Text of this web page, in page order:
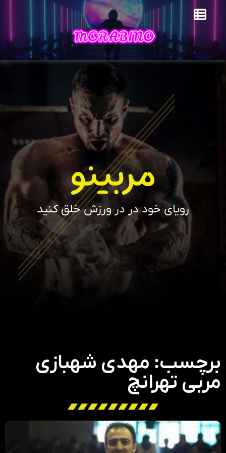
مربینو
رویای خود در در ورزش خلق کنید
برچسب: مهدی شهبازی
مربی تهرانچ